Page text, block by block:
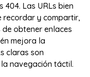
Las URLs bien
recordar y compartir,
obtener enlaces
mejora la
claras son
navegación táctil.